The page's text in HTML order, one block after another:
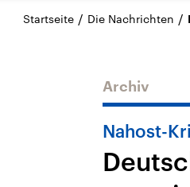
Hörspiel und Feature
Landtagswahl Sachsen-
Startseite / Die Nachrichten /
Archiv
Nahost-